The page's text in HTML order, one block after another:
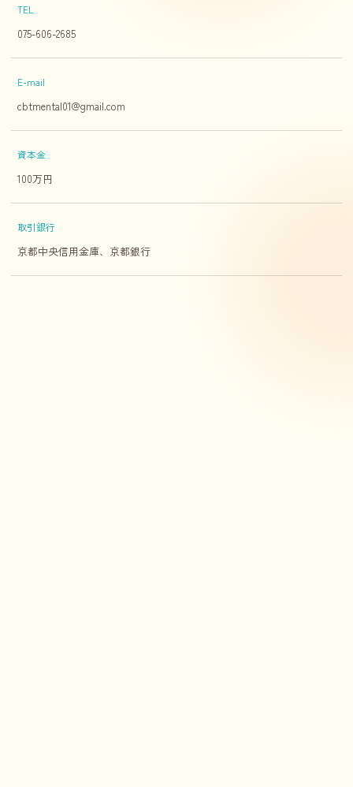
TEL
075-606-2685
E-mail
cbtmental01@gmail.com
資本金
100万円
取引銀行
京都中央信用金庫、京都銀行